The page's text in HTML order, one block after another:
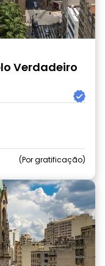
Verdadeiro
Por gratificação